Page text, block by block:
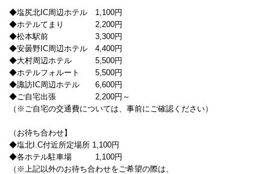
◆塩尻北IC周辺ホテル 1,100円
◆ホテルてまり 2,200円
◆松本駅前 3,300円
◆安曇野IC周辺ホテル 4,400円
◆大村周辺ホテル 5,500円
◆ホテルフォルート 5,500円
◆諏訪IC周辺ホテル 6,600円
◆ご自宅出張 2,200円～
（※ご自宅の交通費については、事前にご確認ください）
（お待ち合わせ】
◆塩北I.C付近所定場所 1,100円
◆各ホテル駐車場 1,100円
（※上記以外のお待ち合わせをご希望の際は、